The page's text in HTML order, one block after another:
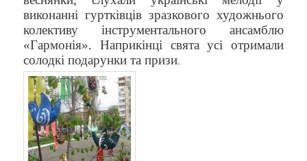
виконанні гуртківців зразкового художнього
колективу інструментального ансамблю
«Гармонія». Наприкінці свята усі отримали
солодкіподарунки та призи.